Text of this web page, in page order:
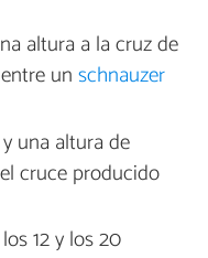
altura a la cruz de
unschnauzer
una altura de
cruce producido
12 y los 20